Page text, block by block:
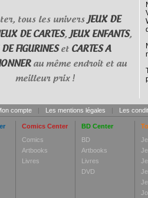
tous les univers JEUX DE
DE CARTES, JEUX ENFANTS,
DE FIGURINESet CARTES A
au même endroit et au
meilleur prix !
compte | Les mentions légales | Les
Comics Center
Comics
Artbooks
Livres
BD Center
BD
Artbooks
Livres
DVD